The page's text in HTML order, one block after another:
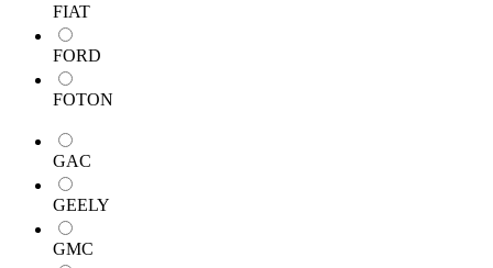
FIAT
FORD
FOTON
GAC
GEELY
GMC